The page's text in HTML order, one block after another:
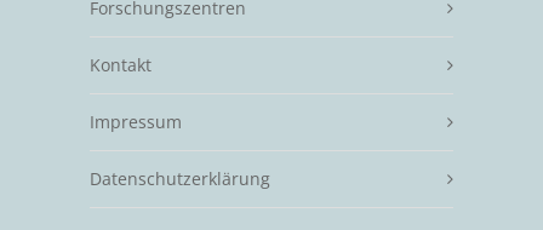
Forschungszentren
Kontakt
Impressum
Datenschutzerklärung